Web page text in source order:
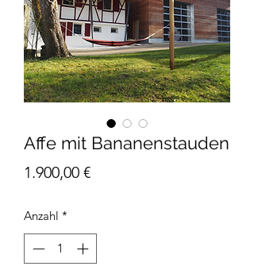
Affe mit Bananenstauden
1.900,00 €Preis
Anzahl *